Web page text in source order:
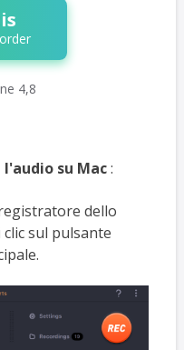
4,8
su Mac:
dello
sul pulsante